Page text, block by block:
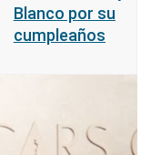
Blanco por su
cumpleaños